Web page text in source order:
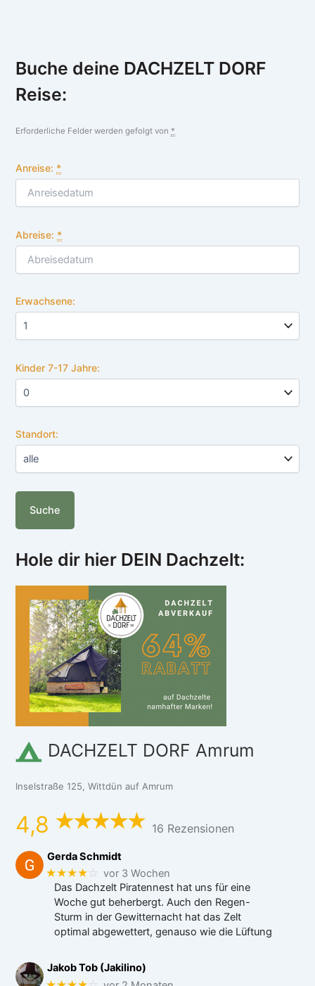
Buche deine DACHZELT DORF
Reise:
Erforderliche Felder werden gefolgt von *
Anreise: *
Abreise: *
Erwachsene:
Kinder 7-17 Jahre:
Standort:
Hole dir hier DEIN Dachzelt:
DACHZELT DORF Amrum
Inselstraße 125, Wittdün auf Amrum
4,8 16 Rezensionen
Gerda Schmidt
★★★★☆ vor 3 Wochen
Das Dachzelt Piratennest hat uns für eine
Woche gut beherbergt. Auch den Regen-
Sturm in der Gewitternacht hat das Zelt
optimal abgewettert, genauso wie die Lüftung
Jakob Tob (Jakilino)